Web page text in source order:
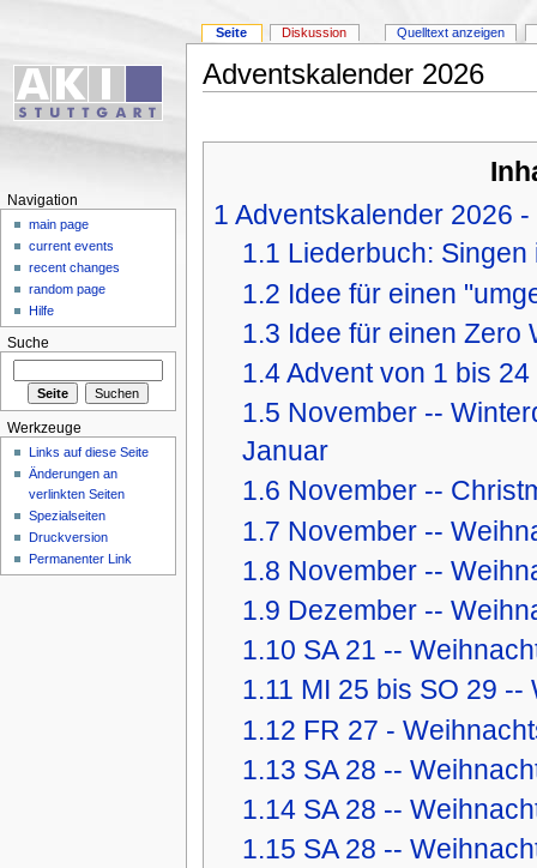
Adventskalender 2026
1 Adventskalender 2026 -
1.1 Liederbuch: Singen
1.2 Idee für einen
1.3 Idee für einen Zero
1.4 Advent von 1 bis
1.5 November --
Januar
1.6 November --
1.7 November --
1.8 November --
1.9 Dezember --
1.10 SA 21 --
1.11 MI 25 bis SO 29 --
1.12 FR 27 -
1.13 SA 28 --
1.14 SA 28 --
1.15 SA 28 --
Seite Diskussion Quelltext anzeigen
Navigation
main page
current events
recent changes
random page
Hilfe
Suche
Werkzeuge
Links auf diese Seite
Änderungen an
verlinkten Seiten
Spezialseiten
Druckversion
Permanenter Link